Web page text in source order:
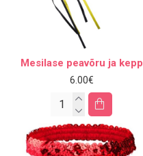
Mesilase peavõru ja kepp
6.00€